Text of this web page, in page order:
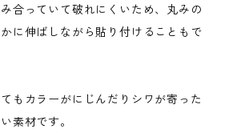
合っていて破れにくいため、丸みの
に伸ばしながら貼り付けることもで
もカラーがにじんだりシワが寄った
素材です。